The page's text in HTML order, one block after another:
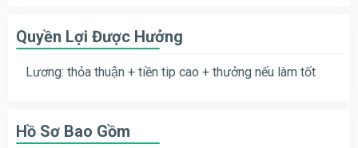
Quyền Lợi Được Hưởng
Lương: thỏa thuận + tiền tip cao + thưởng nếu làm tốt
Hồ Sơ Bao Gồm